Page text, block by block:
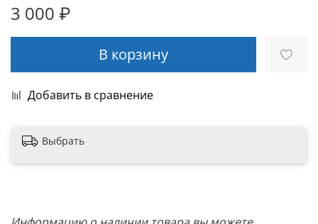
3 000 ₽
В корзину
Добавить в сравнение
Выбрать